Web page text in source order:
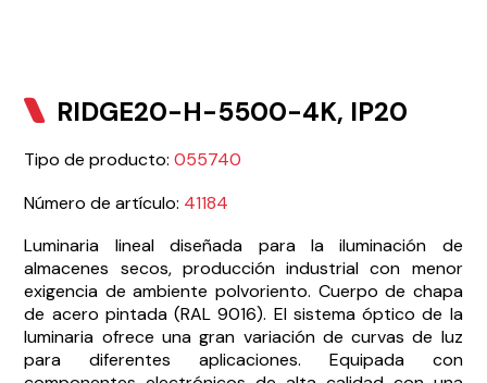
RIDGE20-H-5500-4K, IP20
Tipo de producto:055740
Número de artículo: 41184
Luminaria lineal diseñada para la iluminación de
almacenes secos, producción industrial con menor
exigencia de ambiente polvoriento. Cuerpo de chapa
de acero pintada (RAL 9016). El sistema óptico de la
luminaria ofrece una gran variación de curvas de luz
para diferentes aplicaciones. Equipada con